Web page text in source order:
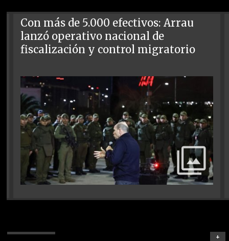
Con más de 5.000 efectivos: Arrau
lanzó operativo nacional de
fiscalización y control migratorio
+